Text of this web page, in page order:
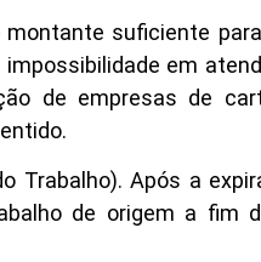
suficiente
em
de empresas de
Trabalho). Após a
de origem a fim